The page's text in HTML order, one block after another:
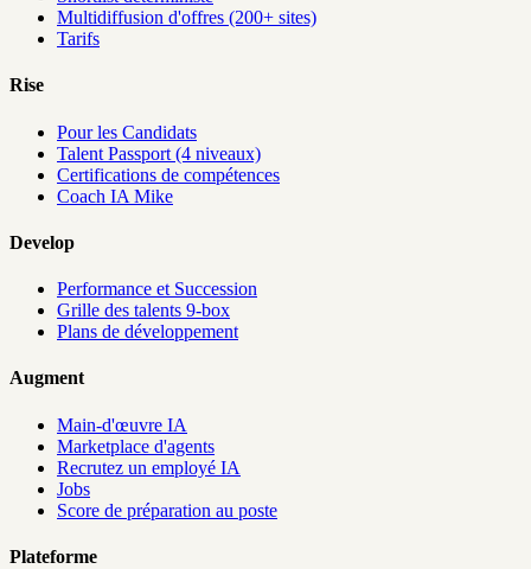
Multidiffusion d'offres (200+ sites)
Tarifs
Rise
Pour les Candidats
Talent Passport (4 niveaux)
Certifications de compétences
Coach IA Mike
Develop
Performance et Succession
Grille des talents 9-box
Plans de développement
Augment
Main-d'œuvre IA
Marketplace d'agents
Recrutez un employé IA
Jobs
Score de préparation au poste
Plateforme